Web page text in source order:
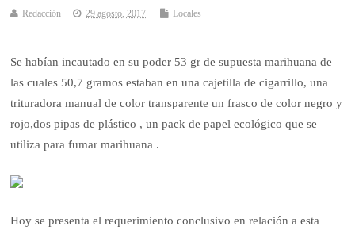
Redacción 29 agosto, 2017 Locales
Se habían incautado en su poder 53 gr de supuesta marihuana de
las cuales 50,7 gramos estaban en una cajetilla de cigarrillo, una
trituradora manual de color transparente un frasco de color negro y
rojo,dos pipas de plástico , un pack de papel ecológico que se
utiliza para fumar marihuana .
Hoy se presenta el requerimiento conclusivo en relación a esta